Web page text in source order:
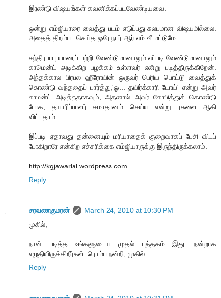
இரண்டு விஷயங்கள் கவனிக்கப்படவேண்டியவை.
ஒன்று எம்ஜியாரை வைத்து படம் எடுப்பது சுலபமான விஷயமில்லை.
அதைத் திறம்பட செய்த ஒரே நபர் ஆர்.எம்.வீ மட்டுமே.
சந்திரபாபு யாரைப் பற்றி வேண்டுமானாலும் எப்படி வேண்டுமானாலும்
காமென்ட் அடிக்கிற பழக்கம் உள்ளவர் என்று படித்திருக்கிறேன்.
அந்தக்கால பிரபல ஹீரோயின் ஒருவர் பெரிய பொட்டு வைத்துக்
கொண்டு வந்ததைப் பார்த்து,'ஓ... தயிர்க்காரி டோய்' என்று அவர்
காமன்ட் அடித்ததாகவும், அதனால் அவர் கோபித்துக் கொண்டு
போக, தயாரிப்பாளர் சமாதானம் செய்ய என்று ரகளை ஆகி
விட்டதாம்.
இப்படி ஏதாவது தன்னையும் மரியாதைக் குறைவாகப் பேசி விடப்
போகிறாரே என்கிற எச்சரிக்கை எம்ஜியாருக்கு இருந்திருக்கலாம்.
http://kgjawarlal.wordpress.com
Reply
சரவணகுமரன்
March 24, 2010 at 10:30 PM
முகில்,
நான் படித்த உங்களுடைய முதல் புத்தகம் இது. நன்றாக
எழுதியிருக்கிறீர்கள். ரொம்ப நன்றி, முகில்.
Reply